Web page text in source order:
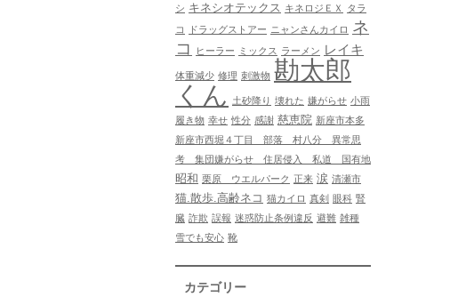
シ キネシオテックス キネロジＥＸ
タラ
コ
ドラッグストアー ニャンさんカイロ ネ
コ
ヒーラー ミックス ラーメン レイキ
体重減少 修理 刺激物 勘太郎
くん
土砂降り 壊れた 嫌がらせ 小雨
履き物 幸せ 性分 感謝 慈恵院 新座市本多
新座市西堀４丁目 部落 村八分 異常思
考 集団嫌がらせ 住居侵入 私道 国有地
昭和 栗原 ウエルパーク 正来 涙 清瀬市
猫.散歩.高齢ネコ 猫カイロ 真剣 眼科 腎
臓 詐欺 誤報 迷惑防止条例違反 避難 雑種
雪でも安心 靴
カテゴリー